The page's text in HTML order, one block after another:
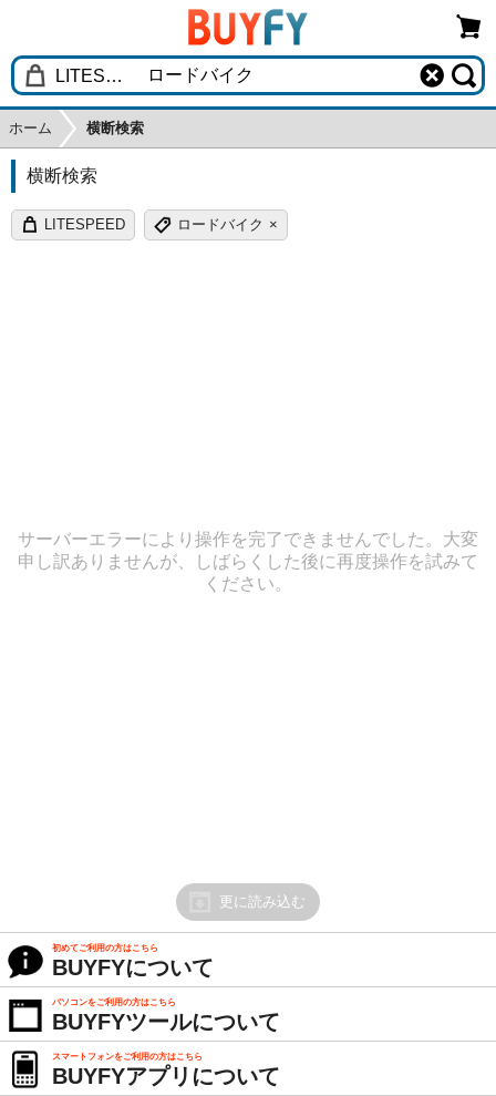
ホーム 横断検索
横断検索
LITESPEED ロードバイク ×
サーバーエラーにより操作を完了できませんでした。大変
申し訳ありませんが、しばらくした後に再度操作を試みて
ください。
更に読み込む
初めてご利用の方はこちら
BUYFYについて
パソコンをご利用の方はこちら
BUYFYツールについて
スマートフォンをご利用の方はこちら
BUYFYアプリについて